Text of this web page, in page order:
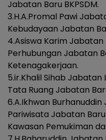
Jabatan Baru BKPSDM.
3.H.A.Promal Pawi
Kebudayaan Jabatan
4.Asiswa Karim Jabatan
Perhubungan Jabatan
Ketenagakerjaan.
5.ir.Khalil Sihab Jabatan
Tata Ruang Jabatan
6.A.Ikhwan
Pariwisata Jabatan
Kawasan Pemukiman